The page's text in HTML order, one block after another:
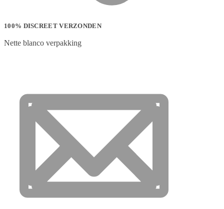
100% DISCREET VERZONDEN
Nette blanco verpakking